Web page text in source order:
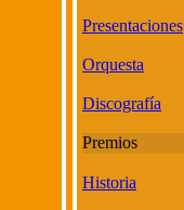
Presentaciones
Orquesta
Discografía
Premios
Historia